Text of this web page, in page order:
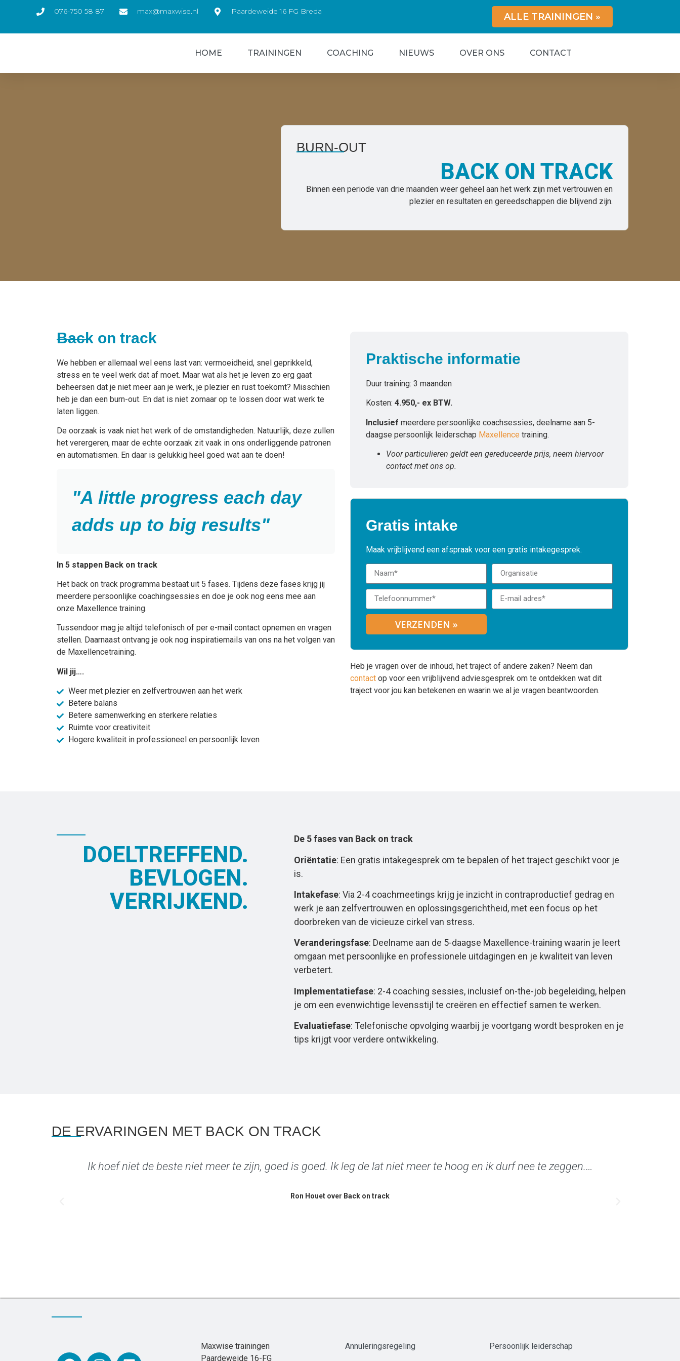
076-750 58 87 max@maxwise.nl Paardeweide 16 FG Breda ALLE TRAININGEN »
HOME TRAININGEN COACHING NIEUWS OVER ONS CONTACT
BURN-OUT
BACK ON TRACK
Binnen een periode van drie maanden weer geheel aan het werk zijn met vertrouwen en
plezier en resultaten en gereedschappen die blijvend zijn.
Back on track
We hebben er allemaal wel eens last van: vermoeidheid, snel geprikkeld,
stress en te veel werk dat af moet. Maar wat als het je leven zo erg gaat
beheersen dat je niet meer aan je werk, je plezier en rust toekomt? Misschien
heb je dan een burn-out. En dat is niet zomaar op te lossen door wat werk te
laten liggen.
De oorzaak is vaak niet het werk of de omstandigheden. Natuurlijk, deze zullen
het verergeren, maar de echte oorzaak zit vaak in ons onderliggende patronen
en automatismen. En daar is gelukkig heel goed wat aan te doen!
"A little progress each day
adds up to big results"
In 5 stappen Back on track
Het back on track programma bestaat uit 5 fases. Tijdens deze fases krijg jij
meerdere persoonlijke coachingsessies en doe je ook nog eens mee aan
onze Maxellence training.
Tussendoor mag je altijd telefonisch of per e-mail contact opnemen en vragen
stellen. Daarnaast ontvang je ook nog inspiratiemails van ons na het volgen van
de Maxellencetraining.
Wil jij….
Weer met plezier en zelfvertrouwen aan het werk
Betere balans
Betere samenwerking en sterkere relaties
Ruimte voor creativiteit
Hogere kwaliteit in professioneel en persoonlijk leven
Praktische informatie
Duur training: 3 maanden
Kosten: 4.950,- ex BTW.
Inclusief meerdere persoonlijke coachsessies, deelname aan 5-
daagse persoonlijk leiderschap Maxellence training.
Voor particulieren geldt een gereduceerde prijs, neem hiervoor
contact met ons op.
Gratis intake
Maak vrijblijvend een afspraak voor een gratis intakegesprek.
VERZENDEN »
Heb je vragen over de inhoud, het traject of andere zaken? Neem dan
contact op voor een vrijblijvend adviesgesprek om te ontdekken wat dit
traject voor jou kan betekenen en waarin we al je vragen beantwoorden.
DOELTREFFEND.
BEVLOGEN.
VERRIJKEND.
De 5 fases van Back on track
Oriëntatie: Een gratis intakegesprek om te bepalen of het traject geschikt voor je
is.
Intakefase: Via 2-4 coachmeetings krijg je inzicht in contraproductief gedrag en
werk je aan zelfvertrouwen en oplossingsgerichtheid, met een focus op het
doorbreken van de vicieuze cirkel van stress.
Veranderingsfase: Deelname aan de 5-daagse Maxellence-training waarin je leert
omgaan met persoonlijke en professionele uitdagingen en je kwaliteit van leven
verbetert.
Implementatiefase: 2-4 coaching sessies, inclusief on-the-job begeleiding, helpen
je om een evenwichtige levensstijl te creëren en effectief samen te werken.
Evaluatiefase: Telefonische opvolging waarbij je voortgang wordt besproken en je
tips krijgt voor verdere ontwikkeling.
DE ERVARINGEN MET BACK ON TRACK
Ik hoef niet de beste niet meer te zijn, goed is goed. Ik leg de lat niet meer te hoog en ik durf nee te zeggen.…
Ron Houet over Back on track
Maxwise trainingen
Paardeweide 16-FG
Annuleringsregeling Persoonlijk leiderschap